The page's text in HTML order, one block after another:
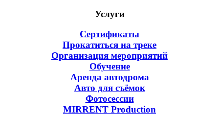
Услуги
Сертификаты
Прокатиться на треке
Организация мероприятий
Обучение
Аренда автодрома
Авто для съёмок
Фотосессии
MIRRENT Production